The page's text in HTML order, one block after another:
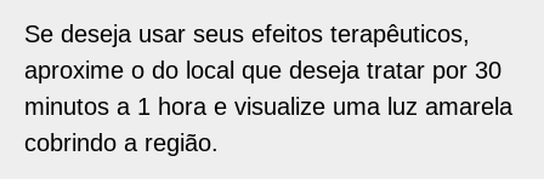
Se deseja usar seus efeitos terapêuticos,
aproxime o do local que deseja tratar por 30
minutos a 1 hora e visualize uma luz amarela
cobrindo a região.